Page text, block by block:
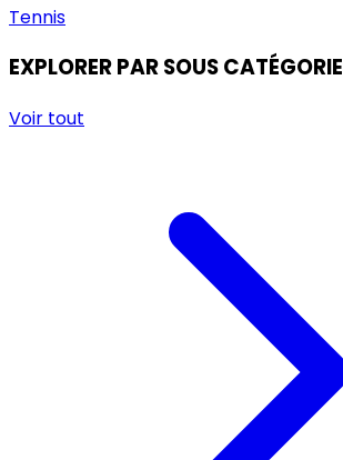
Tennis
EXPLORER PAR SOUS CATÉGORIE
Voir tout